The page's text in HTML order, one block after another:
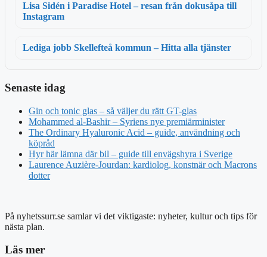
Lisa Sidén i Paradise Hotel – resan från dokusåpa till
Instagram
Lediga jobb Skellefteå kommun – Hitta alla tjänster
Senaste idag
Gin och tonic glas – så väljer du rätt GT-glas
Mohammed al-Bashir – Syriens nye premiärminister
The Ordinary Hyaluronic Acid – guide, användning och
köpråd
Hyr här lämna där bil – guide till envägshyra i Sverige
Laurence Auzière-Jourdan: kardiolog, konstnär och Macrons
dotter
På nyhetssurr.se samlar vi det viktigaste: nyheter, kultur och tips för
nästa plan.
Läs mer